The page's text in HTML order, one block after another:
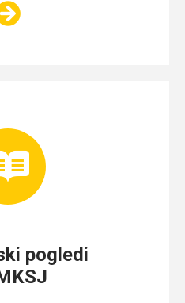
pogledi